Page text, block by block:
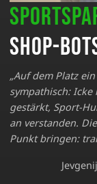
Shop-
„Auf dem Platz
sympathisch:
gestärkt, Sport-
an verstanden.
Punkt bringen: